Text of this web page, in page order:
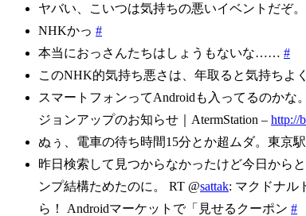
ヤバい、こいつは気持ちの悪いイベントだぞ。
NHKかっ #
本当におっさんたちはしょうもないな…… #
このNHK的気持ち悪さは、年取ると気持ちよ
スマートフォンってAndroidも入ってるのかな
ジョンアップのお知らせ｜AtermStation – http://
ぬぅ、電車の待ち時間15分とか超ムダ。東京
昨日検索して見つからなかったけど今日から
ンプ結構ためたのに。 RT @sattak: マクドナル
ら！ Androidマーケットで「見せるクーポン #